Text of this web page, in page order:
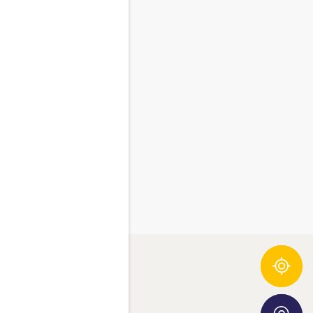
Összetevő-követő